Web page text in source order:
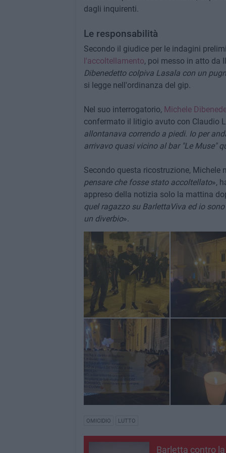
dagli inquirenti.
Le responsabilità
Secondo il giudice per le indagini
l'accoltellamento, poi messo in atto da
Dibenedetto colpiva Lasala con un
si legge nell'ordinanza del gip.
Nel suo interrogatorio, Michele
confermato il litigio avuto con Claudio
allontanava correndo a piedi. Io per
arrivavo quasi vicino al bar "Le Muse"
Secondo questa ricostruzione, Michele
pensare che fosse stato accoltellato»,
appreso della notizia solo la mattina
quel ragazzo su BarlettaViva ed io
un diverbio».
OMICIDIO LUTTO
Barletta contro